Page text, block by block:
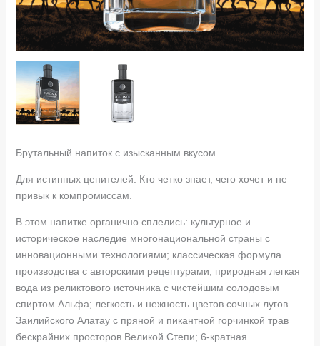
Брутальный напиток с изысканным вкусом.
Для истинных ценителей. Кто четко знает, чего хочет и не
привык к компромиссам.
В этом напитке органично сплелись: культурное и
историческое наследие многонациональной страны с
инновационными технологиями; классическая формула
производства с авторскими рецептурами; природная легкая
вода из реликтового источника с чистейшим солодовым
спиртом Альфа; легкость и нежность цветов сочных лугов
Заилийского Алатау с пряной и пикантной горчинкой трав
бескрайних просторов Великой Степи; 6-кратная